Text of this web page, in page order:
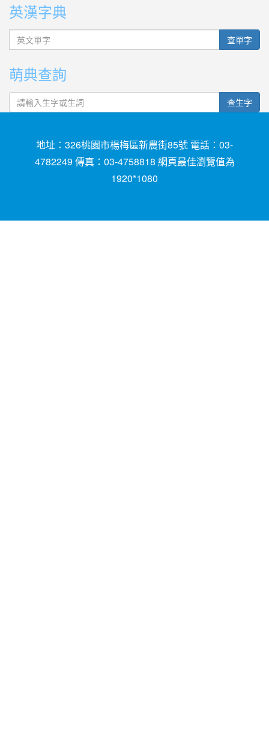
英漢字典
英文單字 查單字
萌典查詢
查生字
地址：326桃園市楊梅區新農街85號 電話：03-
4782249 傳真：03-4758818 網頁最佳瀏覽值為
1920*1080